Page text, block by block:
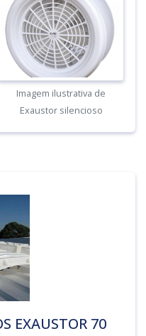
Imagem ilustrativa de
Exaustor silencioso
EXAUSTOR 70